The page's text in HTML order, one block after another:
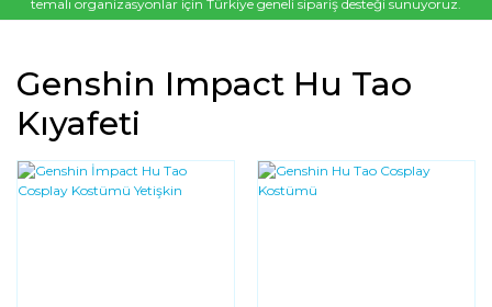
temalı organizasyonlar için Türkiye geneli sipariş desteği sunuyoruz.
Genshin Impact Hu Tao
Kıyafeti